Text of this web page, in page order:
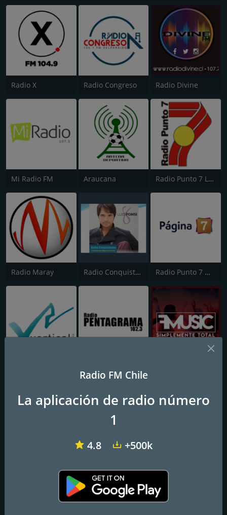
Radio X Radio Congreso Radio Divine
Mi Radio FM Araucana Radio Punto 7 Los Ángeles
Radio Maray Radio Conquistame Radio Punto 7 Osorno
Radio Sago
: 94.5 FM
Contactos
http://www.radiosago.cl/
Radio FM Chile
La aplicación de radio número
1
4.8 +500k